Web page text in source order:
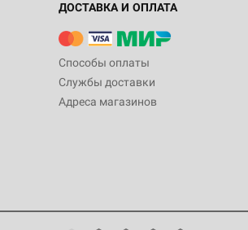
ДОСТАВКА И ОПЛАТА
Способы оплаты
Службы доставки
Адреса магазинов